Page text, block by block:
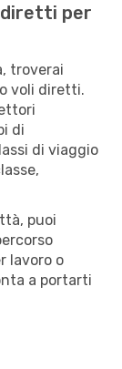
diretti per
troverai
voli diretti.
di
di viaggio
puoi
lavoro o
a portarti